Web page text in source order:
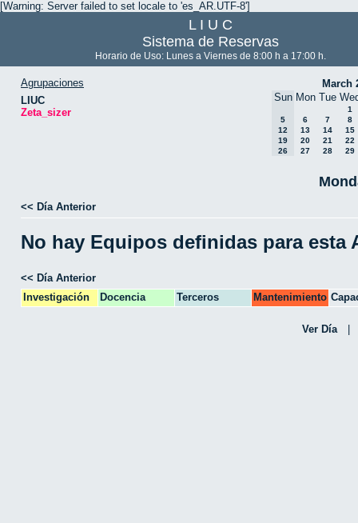
[Warning: Server failed to set locale to 'es_AR.UTF-8']
L I U C
Sistema de Reservas
Horario de Uso: Lunes a Viernes de 8:00 h a 17:00 h.
Agrupaciones
LIUC
Zeta_sizer
March
Sun Mon Tue
1
5
6 7
8
12
13 14
15
19
20 21
22
26
27 28 29
<< Día Anterior
No hay Equipos definidas para esta
<< Día Anterior
Investigación
Docencia Terceros Mantenimiento
CPA
Ver Día
|